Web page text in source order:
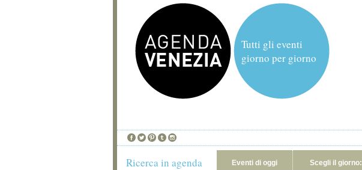
Tutti gli eventi
giorno per giorno
Ricerca in agenda Eventi di oggi Scegli il giorno: